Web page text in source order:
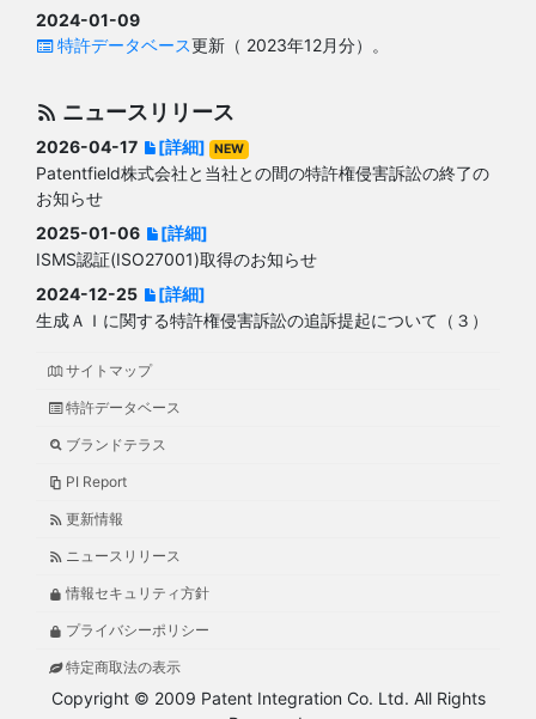
2024-01-09
特許データベース更新（ 2023年12月分）。
ニュースリリース
2026-04-17 [詳細] NEW
Patentfield株式会社と当社との間の特許権侵害訴訟の終了の
お知らせ
2025-01-06
[詳細]
ISMS認証(ISO27001)取得のお知らせ
2024-12-25
[詳細]
生成ＡＩに関する特許権侵害訴訟の追訴提起について（３）
サイトマップ
特許データベース
ブランドテラス
PI Report
更新情報
ニュースリリース
情報セキュリティ方針
プライバシーポリシー
特定商取法の表示
Copyright © 2009 Patent Integration Co. Ltd. All Rights